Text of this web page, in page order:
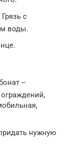
с
воды.
‒
нужную